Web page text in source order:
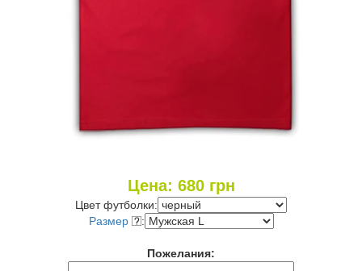
Цена: 680грн
Цвет футболки:
Размер
:
Пожелания: